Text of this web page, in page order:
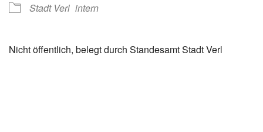
Stadt Verl intern
Nicht öffentlich, belegt durch Standesamt Stadt Verl